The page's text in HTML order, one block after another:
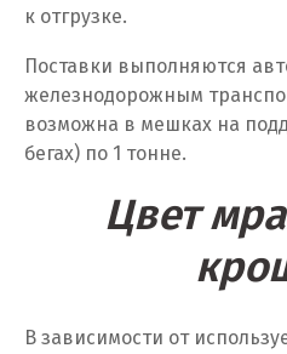
Сухой Лог
Сысерть
Т
Тамбов
Тобольск
к отгрузке.
Поставки выполняются
железнодорожным
возможна в мешках на
бегах) по 1 тонне.
Цвет
В зависимости от